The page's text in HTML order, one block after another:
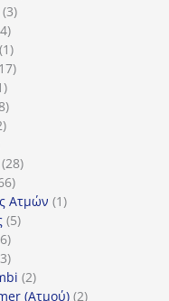
33
44
προϊόντα
11
προϊόν
1717
21
προϊόντα
8
προϊόντα
2
2828
66
προϊόντα
Ατμών 11
55
66
προϊόντα
33
προϊόντα
22
προϊόντα
(Ατμού) 22